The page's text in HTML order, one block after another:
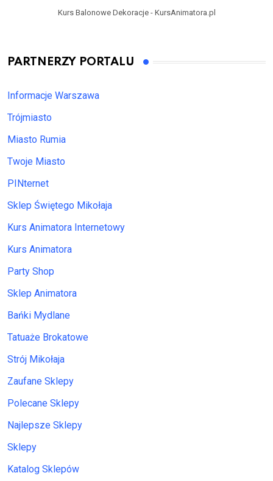
Kurs Balonowe Dekoracje - KursAnimatora.pl
PARTNERZY PORTALU
Informacje Warszawa
Trójmiasto
Miasto Rumia
Twoje Miasto
PINternet
Sklep Świętego Mikołaja
Kurs Animatora Internetowy
Kurs Animatora
Party Shop
Sklep Animatora
Bańki Mydlane
Tatuaże Brokatowe
Strój Mikołaja
Zaufane Sklepy
Polecane Sklepy
Najlepsze Sklepy
Sklepy
Katalog Sklepów